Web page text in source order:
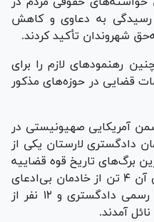
رسیدگی به دعاوی و کاهش
شهروندان تأکید کردند.
رهنمود‌های لازم را برای
قضایی در حوزه‌های مذکور
آمریکایی صهیونیستی در
۱۴۰۴ به ساختمان دادگستری لارستان یکی از
برگ‌های تاریخ قوه قضاییه
در استان فارس را رقم زد که طی آن ۴ تن از خادمان بی‌ادعای
عدالت، ۲ نفر وکیل و کارشناس رسمی دادگستری و ۱۲ نفر از
آمدند.